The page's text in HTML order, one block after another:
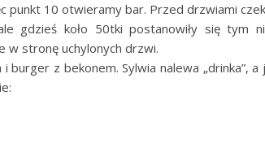
punkt 10 otwieramy bar. Przed drzwiami
gdzieś koło 50tki postanowiły się tym
w stronę uchylonych drzwi.
z bekonem. Sylwia nalewa „drinka”, a